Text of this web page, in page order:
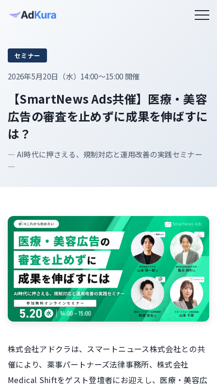
セミナー
2026年5月20日（水）14:00〜15:00 開催
【SmartNews Ads共催】医療・美容
広告の審査を止めずに成果を伸ばすに
は？
— AI時代に押さえる、規制対応と運用改善の実践セミナー
—
株式会社アドクラは、スマートニュース株式会社との共
催により、薬事パートナーズ法律事務所、株式会社
Medical Shiftをゲスト登壇者にお迎えし、医療・美容広